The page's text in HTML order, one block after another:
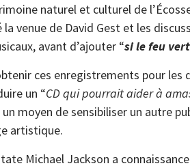
naturel et culturel de
la venue de David Gest et les
avant d’ajouter “si le feu
ces enregistrements pour les
un “CD qui pourrait aider à
moyen de sensibiliser un autre
artistique.
Michael Jackson a